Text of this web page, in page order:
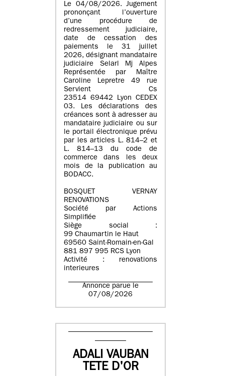
Le 04/08/2026. Jugement
prononçant l’ouverture
d’une procédure de
redressement judiciaire,
date de cessation des
paiements le 31 juillet
2026, désignant mandataire
judiciaire Selarl Mj Alpes
Représentée par Maître
Caroline Lepretre 49 rue
Servient Cs
23514 69442 Lyon CEDEX
03. Les déclarations des
créances sont à adresser au
mandataire judiciaire ou sur
le portail électronique prévu
par les articles L. 814–2 et
L. 814–13 du code de
commerce dans les deux
mois de la publication au
BODACC.
BOSQUET VERNAY
RENOVATIONS
Société par Actions
Simplifiée
Siège social :
99 Chaumartin le Haut
69560 Saint-Romain-en-Gal
881 897 995 RCS Lyon
Activité : renovations
interieures
Annonce parue le
07/08/2026
ADALI VAUBAN
TETE D'OR